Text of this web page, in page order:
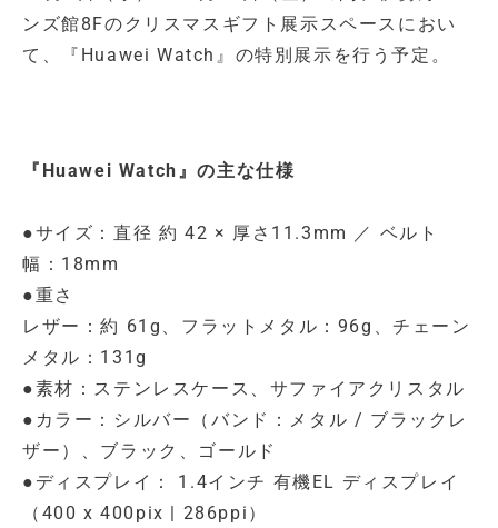
ンズ館8Fのクリスマスギフト展示スペースにおい
て、『Huawei Watch』の特別展示を行う予定。
『Huawei Watch』の主な仕様
●サイズ：直径 約 42 × 厚さ11.3mm ／ ベルト
幅：18mm
●重さ
レザー：約 61g、フラットメタル：96g、チェーン
メタル：131g
●素材：ステンレスケース、サファイアクリスタル
●カラー：シルバー（バンド：メタル / ブラックレ
ザー）、ブラック、ゴールド
●ディスプレイ： 1.4インチ 有機EL ディスプレイ
（400 x 400pix | 286ppi）